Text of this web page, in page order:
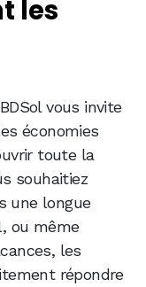
les
vous invite
économies
toute la
souhaitiez
une longue
ou même
les
répondre